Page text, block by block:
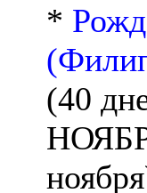
*
(40